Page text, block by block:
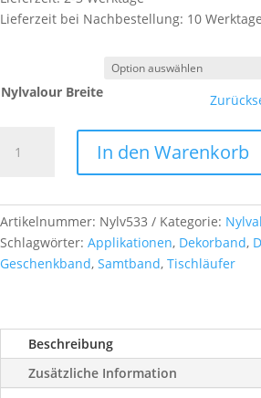
€ 15,20
Lieferzeit bei Nachbestellung: 10 Werktage
Nylvalour Breite
533
nuss
Menge
In den Warenkorb
Artikelnummer: Nylv533 Kategorie:
Schlagwörter: Applikationen, Dekorband,
Geschenkband, Samtband, Tischläufer
Beschreibung
Zusätzliche Information